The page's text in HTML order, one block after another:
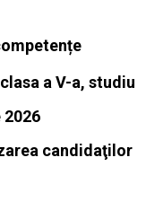
a V-a, studiu
candidaţilor